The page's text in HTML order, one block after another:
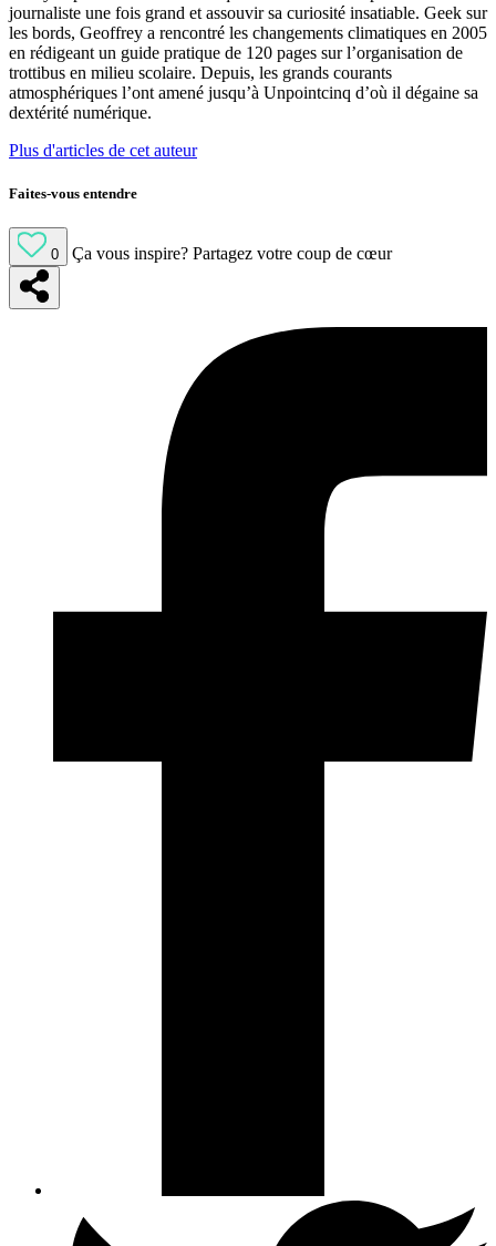
journaliste une fois grand et assouvir sa curiosité insatiable. Geek sur
les bords, Geoffrey a rencontré les changements climatiques en 2005
en rédigeant un guide pratique de 120 pages sur l’organisation de
trottibus en milieu scolaire. Depuis, les grands courants
atmosphériques l’ont amené jusqu’à Unpointcinq d’où il dégaine sa
dextérité numérique.
Plus d'articles de cet auteur
Faites-vous entendre
0 Ça vous inspire? Partagez votre coup de cœur